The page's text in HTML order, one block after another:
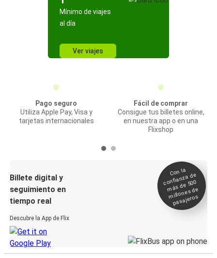
Mínimo de viajes
al día
Ver viajes
Pago seguro
Utiliza Apple Pay, Visa y
tarjetas internacionales
Fácil de comprar
Consigue tus billetes online,
en nuestra app o en una
Flixshop
Billete digital y
seguimiento en
tiempo real
Descubre la App de Flix
Con la
confianza de
más de 500
millones de
pasajeros